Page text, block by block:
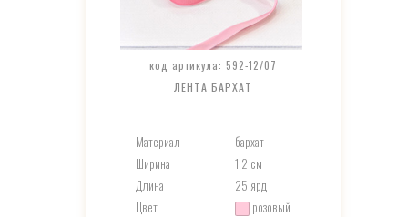
код артикула: 592-12/07
ЛЕНТА БАРХАТ
Материал
бархат
Ширина
1,2 см
Длина
25 ярд
Цвет
розовый